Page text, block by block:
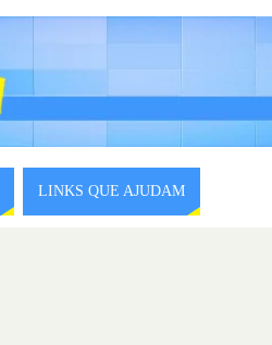
LINKS QUE AJUDAM